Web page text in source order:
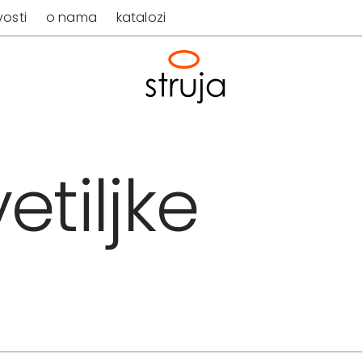
o nama katalozi